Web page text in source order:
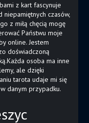
z kart fascynuje
niepamiętnych czasów,
z miłą chęcią mogę
Państwu moje
online. Jestem
doświadczoną
osoba ma inne
ale dzięki
tarota udaje mi się
danym przypadku.